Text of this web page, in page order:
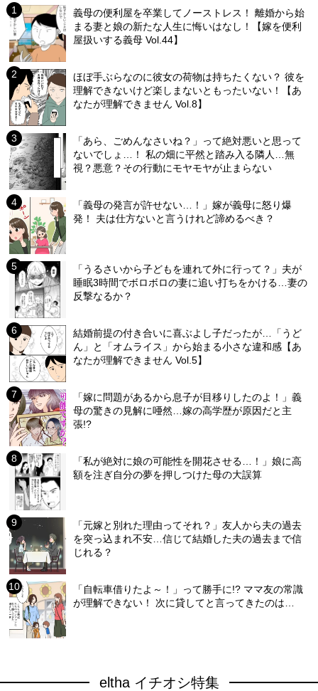
義母の便利屋を卒業してノーストレス！ 離婚から始
まる妻と娘の新たな人生に悔いはなし！【嫁を便利
屋扱いする義母 Vol.44】
ほぼ手ぶらなのに彼女の荷物は持ちたくない？ 彼を
理解できないけど楽しまないともったいない！【あ
なたが理解できません Vol.8】
「あら、ごめんなさいね？」って絶対悪いと思って
ないでしょ…！ 私の畑に平然と踏み入る隣人…無
視？悪意？その行動にモヤモヤが止まらない
「義母の発言が許せない…！」嫁が義母に怒り爆
発！ 夫は仕方ないと言うけれど諦めるべき？
「うるさいから子どもを連れて外に行って？」夫が
睡眠3時間でボロボロの妻に追い打ちをかける…妻の
反撃なるか？
結婚前提の付き合いに喜ぶよし子だったが…「うど
ん」と「オムライス」から始まる小さな違和感【あ
なたが理解できません Vol.5】
「嫁に問題があるから息子が目移りしたのよ！」義
母の驚きの見解に唖然…嫁の高学歴が原因だと主
張!?
「私が絶対に娘の可能性を開花させる…！」娘に高
額を注ぎ自分の夢を押しつけた母の大誤算
「元嫁と別れた理由ってそれ？」友人から夫の過去
を突っ込まれ不安…信じて結婚した夫の過去まで信
じれる？
「自転車借りたよ～！」って勝手に!? ママ友の常識
が理解できない！ 次に貸してと言ってきたのは…
eltha イチオシ特集